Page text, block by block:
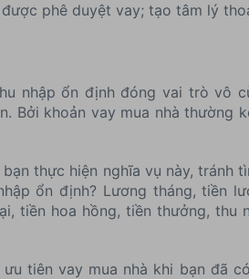
phê duyệt vay; tạo tâm lý
nhập ổn định đóng vai trò vô
Bởi khoản vay mua nhà thường
thực hiện nghĩa vụ này, tránh
ổn định? Lương tháng, tiền
tiền hoa hồng, tiền thưởng, thu
tiên vay mua nhà khi bạn đã